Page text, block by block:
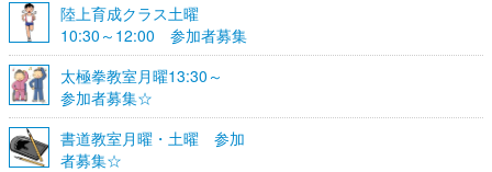
陸上育成クラス土曜
10:30～12:00 参加者募集
☆
太極拳教室月曜13:30～
参加者募集☆
書道教室月曜・土曜 参加
者募集☆